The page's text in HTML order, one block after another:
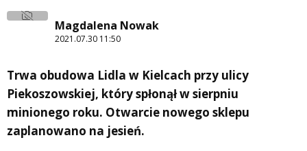
Magdalena Nowak
2021.07.30 11:50
Trwa obudowa Lidla w Kielcach przy ulicy
Piekoszowskiej, który spłonął w sierpniu
minionego roku. Otwarcie nowego sklepu
zaplanowano na jesień.